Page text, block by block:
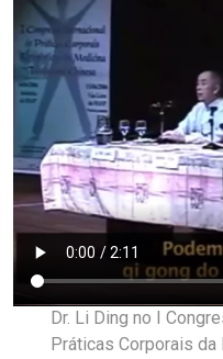
Dr. Li Ding no I
Práticas Corporais da